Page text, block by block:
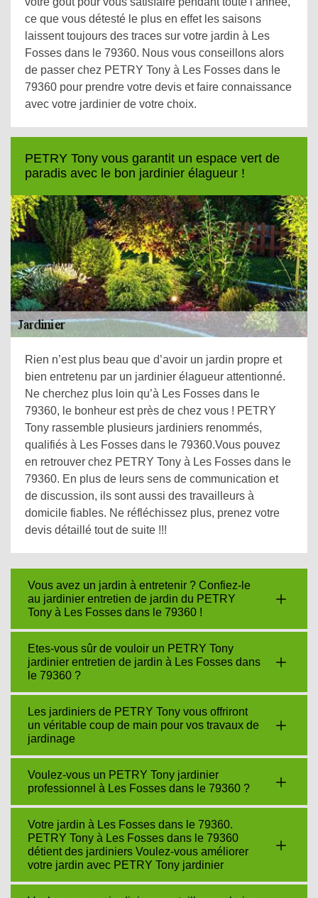
ce que vous détesté le plus en effet les saisons
laissent toujours des traces sur votre jardin à Les
Fosses dans le 79360. Nous vous conseillons alors
de passer chez PETRY Tony à Les Fosses dans le
79360 pour prendre votre devis et faire connaissance
avec votre jardinier de votre choix.
PETRY Tony vous garantit un espace vert de
paradis avec le bon jardinier élagueur !
Rien n’est plus beau que d’avoir un jardin propre et
bien entretenu par un jardinier élagueur attentionné.
Ne cherchez plus loin qu’à Les Fosses dans le
79360, le bonheur est près de chez vous ! PETRY
Tony rassemble plusieurs jardiniers renommés,
qualifiés à Les Fosses dans le 79360.Vous pouvez
en retrouver chez PETRY Tony à Les Fosses dans le
79360. En plus de leurs sens de communication et
de discussion, ils sont aussi des travailleurs à
domicile fiables. Ne réfléchissez plus, prenez votre
devis détaillé tout de suite !!!
Vous avez un jardin à entretenir ? Confiez-le
au jardinier entretien de jardin du PETRY
Tony à Les Fosses dans le 79360 !
Etes-vous sûr de vouloir un PETRY Tony
jardinier entretien de jardin à Les Fosses dans
le 79360 ?
Les jardiniers de PETRY Tony vous offriront
un véritable coup de main pour vos travaux de
jardinage
Voulez-vous un PETRY Tony jardinier
professionnel à Les Fosses dans le 79360 ?
Votre jardin à Les Fosses dans le 79360.
PETRY Tony à Les Fosses dans le 79360
détient des jardiniers Voulez-vous améliorer
votre jardin avec PETRY Tony jardinier